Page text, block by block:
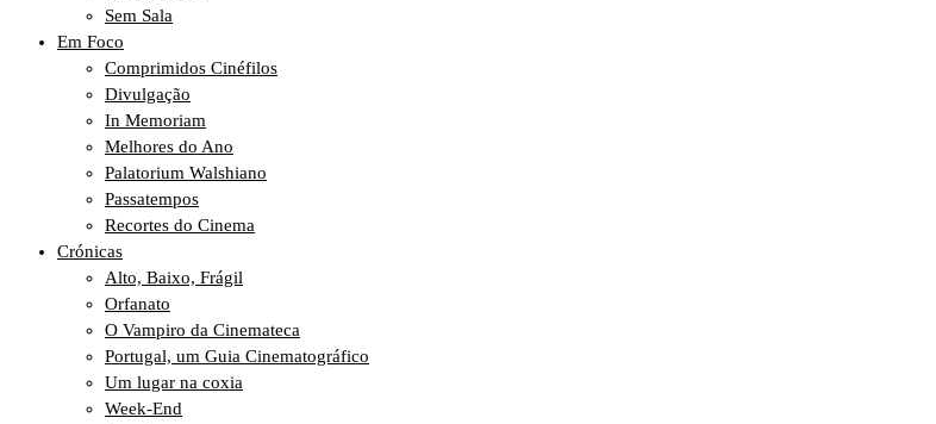
Sem Sala
Em Foco
Comprimidos Cinéfilos
Divulgação
In Memoriam
Melhores do Ano
Palatorium Walshiano
Passatempos
Recortes do Cinema
Crónicas
Alto, Baixo, Frágil
Orfanato
O Vampiro da Cinemateca
Portugal, um Guia Cinematográfico
Um lugar na coxia
Week-End